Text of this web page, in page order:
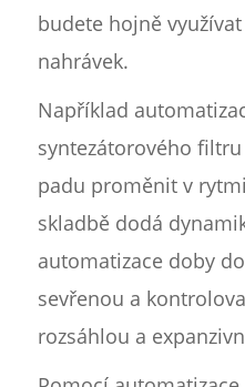
budete hojně
nahrávek.
Například
syntezátorového
padu proměnit v
skladbě dodá
automatizace doby
sevřenou a
rozsáhlou a